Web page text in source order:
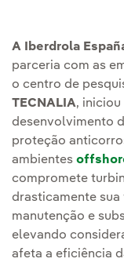
A Iberdrola
parceria com as
o centro de
TECNALIA,
desenvolvimento
proteção
ambientes
compromete
drasticamente
manutenção e
elevando
afeta a eficiência